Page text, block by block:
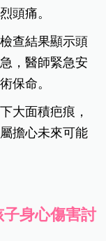
頭痛。
查結果顯示頭
，醫師緊急安
保命。
大面積疤痕，
擔心未來可能
身心傷害討